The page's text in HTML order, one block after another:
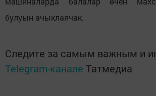
булуын ачыклаячак.
Следите за самым важным и
Telegram-канале Татмедиа